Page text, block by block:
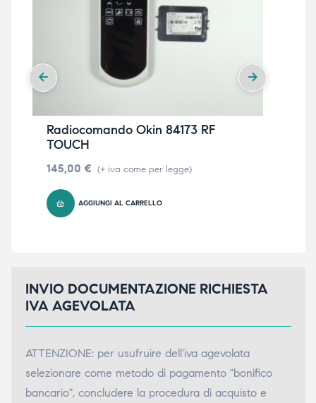
Radiocomando Okin 84173 RF
TOUCH
145,00 € (+ iva come per legge)
AGGIUNGI AL CARRELLO
INVIO DOCUMENTAZIONE RICHIESTA
IVA AGEVOLATA
ATTENZIONE: per usufruire dell'iva agevolata
selezionare come metodo di pagamento "bonifico
bancario", concludere la procedura di acquisto e